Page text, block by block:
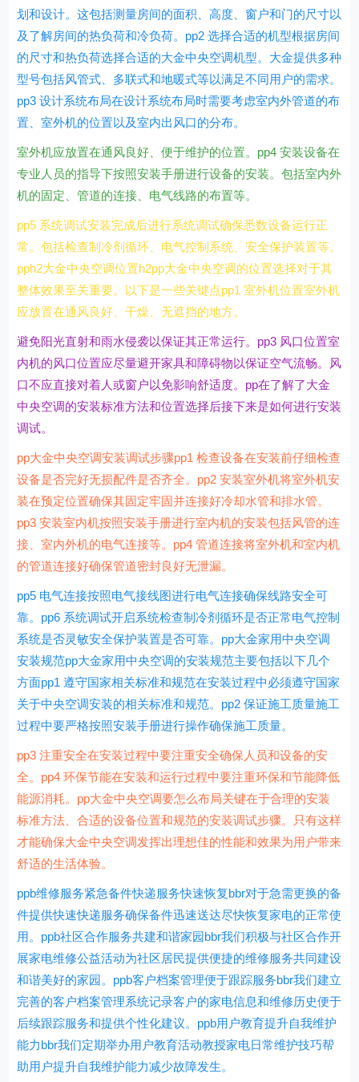
划和设计。这包括测量房间的面积、高度、窗户和门的尺寸以
及了解房间的热负荷和冷负荷。pp2 选择合适的机型根据房间
的尺寸和热负荷选择合适的大金中央空调机型。大金提供多种
型号包括风管式、多联式和地暖式等以满足不同用户的需求。
pp3 设计系统布局在设计系统布局时需要考虑室内外管道的布
置、室外机的位置以及室内出风口的分布。
室外机应放置在通风良好、便于维护的位置。pp4 安装设备在
专业人员的指导下按照安装手册进行设备的安装。包括室内外
机的固定、管道的连接、电气线路的布置等。
pp5 系统调试安装完成后进行系统调试确保悉数设备运行正
常。包括检查制冷剂循环、电气控制系统、安全保护装置等。
pph2大金中央空调位置h2pp大金中央空调的位置选择对于其
整体效果至关重要。以下是一些关键点pp1 室外机位置室外机
应放置在通风良好、干燥、无遮挡的地方。
避免阳光直射和雨水侵袭以保证其正常运行。pp3 风口位置室
内机的风口位置应尽量避开家具和障碍物以保证空气流畅。风
口不应直接对着人或窗户以免影响舒适度。pp在了解了大金
中央空调的安装标准方法和位置选择后接下来是如何进行安装
调试。
pp大金中央空调安装调试步骤pp1 检查设备在安装前仔细检查
设备是否完好无损配件是否齐全。pp2 安装室外机将室外机安
装在预定位置确保其固定牢固并连接好冷却水管和排水管。
pp3 安装室内机按照安装手册进行室内机的安装包括风管的连
接、室内外机的电气连接等。pp4 管道连接将室外机和室内机
的管道连接好确保管道密封良好无泄漏。
pp5 电气连接按照电气接线图进行电气连接确保线路安全可
靠。pp6 系统调试开启系统检查制冷剂循环是否正常电气控制
系统是否灵敏安全保护装置是否可靠。pp大金家用中央空调
安装规范pp大金家用中央空调的安装规范主要包括以下几个
方面pp1 遵守国家相关标准和规范在安装过程中必须遵守国家
关于中央空调安装的相关标准和规范。pp2 保证施工质量施工
过程中要严格按照安装手册进行操作确保施工质量。
pp3 注重安全在安装过程中要注重安全确保人员和设备的安
全。pp4 环保节能在安装和运行过程中要注重环保和节能降低
能源消耗。pp大金中央空调要怎么布局关键在于合理的安装
标准方法、合适的设备位置和规范的安装调试步骤。只有这样
才能确保大金中央空调发挥出理想佳的性能和效果为用户带来
舒适的生活体验。
ppb维修服务紧急备件快递服务快速恢复bbr对于急需更换的备
件提供快速快递服务确保备件迅速送达尽快恢复家电的正常使
用。ppb社区合作服务共建和谐家园bbr我们积极与社区合作开
展家电维修公益活动为社区居民提供便捷的维修服务共同建设
和谐美好的家园。ppb客户档案管理便于跟踪服务bbr我们建立
完善的客户档案管理系统记录客户的家电信息和维修历史便于
后续跟踪服务和提供个性化建议。ppb用户教育提升自我维护
能力bbr我们定期举办用户教育活动教授家电日常维护技巧帮
助用户提升自我维护能力减少故障发生。